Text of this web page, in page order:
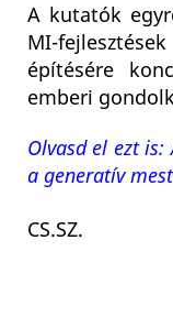
A kutatók
MI-
építésére
emberi
Olvasd el ezt
a generatív
CS.SZ.